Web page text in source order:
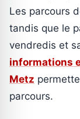
Les parcours
tandis que le
vendredis et
informations
Metz
parcours.